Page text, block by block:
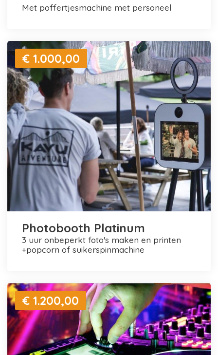
met poffertjesmachine met personeel
€ 1.000,00
Photobooth Platinum
3 uur onbeperkt foto's maken en printen
+popcorn of suikerspinmachine
€ 1.200,00